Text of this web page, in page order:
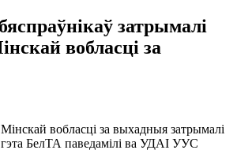
затрымалі
вобласці за
вобласці за выхадныя затрымалі
БелТА паведамілі ва УДАІ УУС